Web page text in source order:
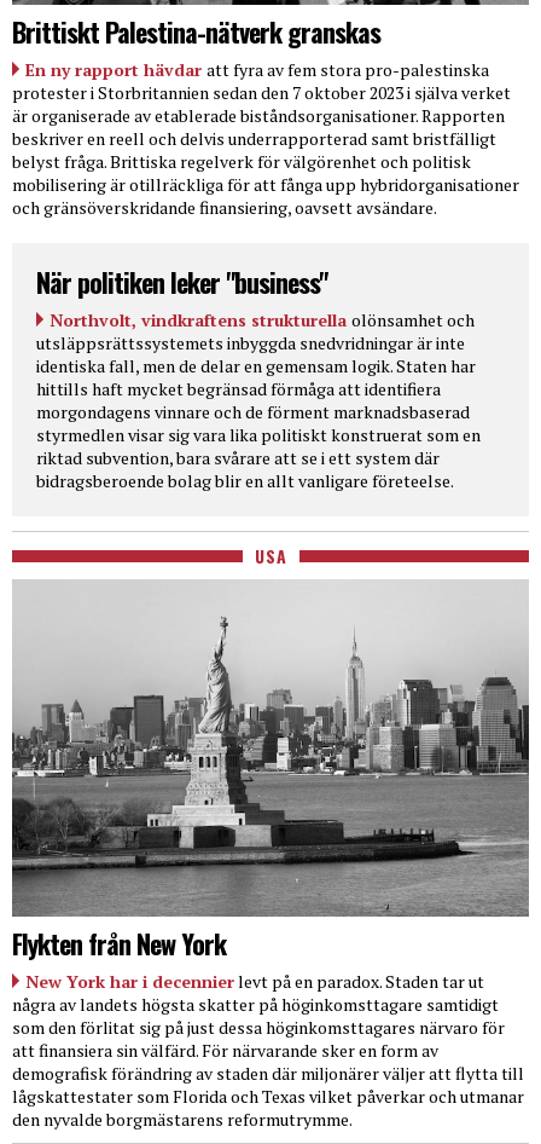
Brittiskt Palestina-nätverk granskas
En ny rapport hävdar att fyra av fem stora pro-palestinska
protester i Storbritannien sedan den 7 oktober 2023 i själva verket
är organiserade av etablerade biståndsorganisationer. Rapporten
beskriver en reell och delvis underrapporterad samt bristfälligt
belyst fråga. Brittiska regelverk för välgörenhet och politisk
mobilisering är otillräckliga för att fånga upp hybridorganisationer
och gränsöverskridande finansiering, oavsett avsändare.
När politiken leker "business"
Northvolt, vindkraftens strukturella olönsamhet och
utsläppsrättssystemets inbyggda snedvridningar är inte
identiska fall, men de delar en gemensam logik. Staten har
hittills haft mycket begränsad förmåga att identifiera
morgondagens vinnare och de förment marknadsbaserad
styrmedlen visar sig vara lika politiskt konstruerat som en
riktad subvention, bara svårare att se i ett system där
bidragsberoende bolag blir en allt vanligare företeelse.
USA
Flykten från New York
New York har i decennierlevt på en paradox. Staden tar ut
några av landets högsta skatter på höginkomsttagare samtidigt
som den förlitat sig på just dessa höginkomsttagares närvaro för
att finansiera sin välfärd. För närvarande sker en form av
demografisk förändring av staden där miljonärer väljer att flytta till
lågskattestater som Florida och Texas vilket påverkar och utmanar
den nyvalde borgmästarens reformutrymme.